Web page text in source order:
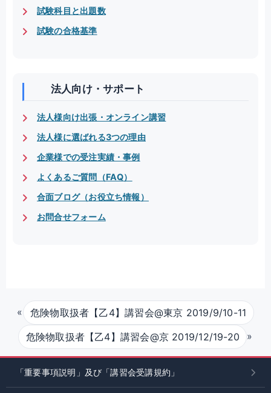
試験科目と出題数
試験の合格基準
法人向け・サポート
法人様向け出張・オンライン講習
法人様に選ばれる3つの理由
企業様での受注実績・事例
よくあるご質問（FAQ）
合面ブログ（お役立ち情報）
お問合せフォーム
«
危険物取扱者【乙4】講習会@東京 2019/9/10-11
危険物取扱者【乙4】講習会@京 2019/12/19-20
»
「重要事項説明」及び「講習会受講規約」